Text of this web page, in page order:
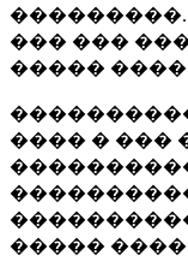
��� ���
�����
���� � ���
�����